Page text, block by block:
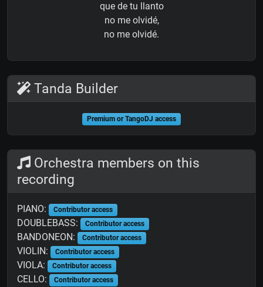
que de tu llanto
no me olvidé,
no me olvidé.
Tanda Builder
Premium or TangoDJ access
Orchestra members on this
recording
PIANO: Contributor access
DOUBLEBASS: Contributor access
BANDONEON: Contributor access
VIOLIN: Contributor access
VIOLA: Contributor access
CELLO: Contributor access